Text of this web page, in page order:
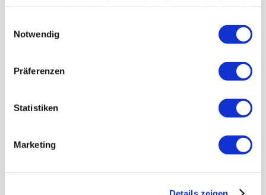
Notwendig
Präferenzen
Statistiken
Marketing